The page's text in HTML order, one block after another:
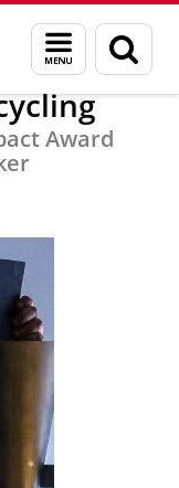
Menu
en
zoeken
Award